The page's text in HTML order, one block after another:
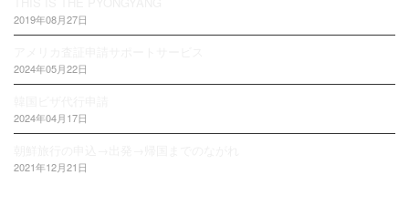
2019年08月27日
2024年05月22日
2024年04月17日
2021年12月21日